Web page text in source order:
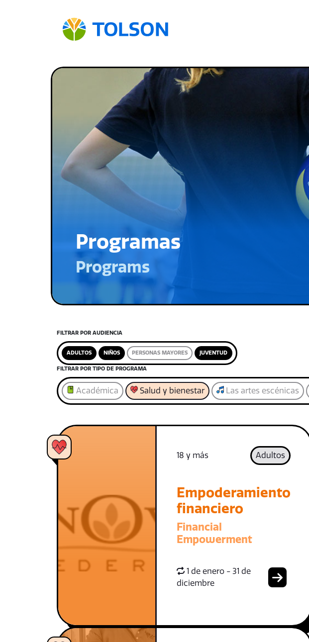
Programas
Programs
FILTRAR POR AUDIENCIA
ADULTOS NIÑOS PERSONAS MAYORES JUVENTUD
FILTRAR POR TIPO DE PROGRAMA
Académica Salud y bienestar Las artes escénicas
18 y más Adultos
Empoderamiento
financiero
Financial
Empowerment
1 de enero - 31 de
diciembre